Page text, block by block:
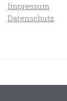
Impressum
Datenschutz